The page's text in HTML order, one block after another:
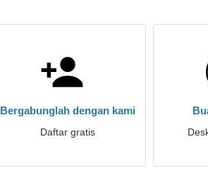
Bergabunglah dengan kami
Daftar gratis